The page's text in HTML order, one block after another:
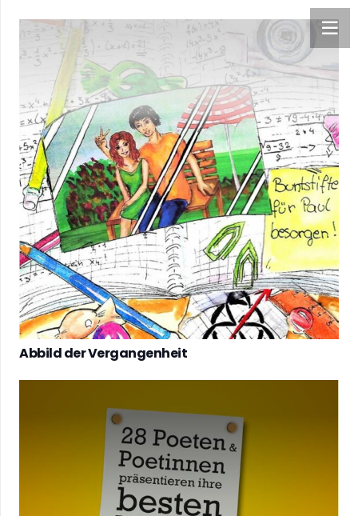
Abbild der Vergangenheit